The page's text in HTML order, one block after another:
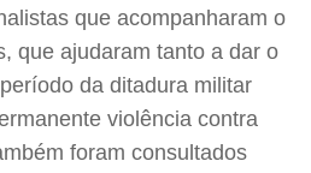
que acompanharam o
que ajudaram tanto a dar o
da ditadura militar
violência contra
foram consultados